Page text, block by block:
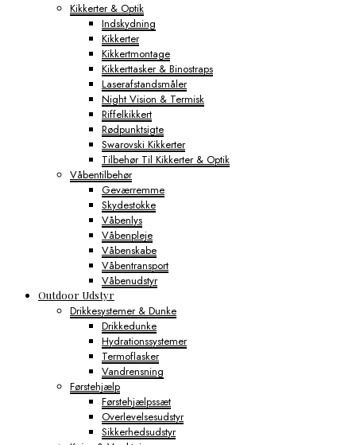
Kikkerter & Optik
Indskydning
Kikkerter
Kikkertmontage
Kikkerttasker & Binostraps
Laserafstandsmåler
Night Vision & Termisk
Riffelkikkert
Rødpunktsigte
Swarovski Kikkerter
Tilbehør Til Kikkerter & Optik
Våbentilbehør
Geværremme
Skydestokke
Våbenlys
Våbenpleje
Våbenskabe
Våbentransport
Våbenudstyr
Outdoor Udstyr
Drikkesystemer & Dunke
Drikkedunke
Hydrationssystemer
Termoflasker
Vandrensning
Førstehjælp
Førstehjælpssæt
Overlevelsesudstyr
Sikkerhedsudstyr